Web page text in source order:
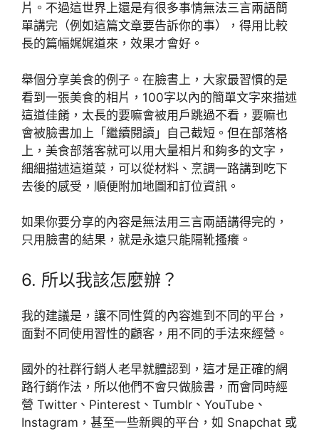
片。不過這世界上還是有很多事情無法三言兩語簡
單講完（例如這篇文章要告訴你的事），得用比較
長的篇幅娓娓道來，效果才會好。
舉個分享美食的例子。在臉書上，大家最習慣的是
看到一張美食的相片，100字以內的簡單文字來描述
這道佳餚，太長的要嘛會被用戶跳過不看，要嘛也
會被臉書加上「繼續閱讀」自己截短。但在部落格
上，美食部落客就可以用大量相片和夠多的文字，
細細描述這道菜，可以從材料、烹調一路講到吃下
去後的感受，順便附加地圖和訂位資訊。
如果你要分享的內容是無法用三言兩語講得完的，
只用臉書的結果，就是永遠只能隔靴搔癢。
6. 所以我該怎麼辦？
我的建議是，讓不同性質的內容進到不同的平台，
面對不同使用習性的顧客，用不同的手法來經營。
國外的社群行銷人老早就體認到，這才是正確的網
路行銷作法，所以他們不會只做臉書，而會同時經
營 Twitter、Pinterest、Tumblr、YouTube、
Instagram，甚至一些新興的平台，如 Snapchat 或